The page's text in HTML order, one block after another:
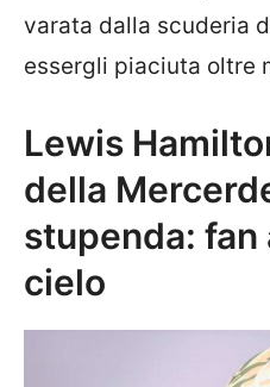
varata dalla scuderia
essergli piaciuta oltre
Lewis
della
stupenda: fan
cielo